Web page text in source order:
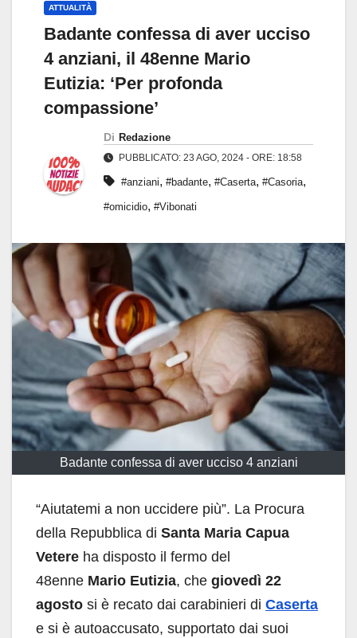
ATTUALITÀ
Badante confessa di aver ucciso
4 anziani, il 48enne Mario
Eutizia: ‘Per profonda
compassione’
Di Redazione
PUBBLICATO: 23 AGO, 2024 - ORE: 18:58
#anziani, #badante, #Caserta, #Casoria,
#omicidio, #Vibonati
Badante confessa di aver ucciso 4 anziani
“Aiutatemi a non uccidere più”. La Procura
della Repubblica di Santa Maria Capua
Vetere ha disposto il fermo del
48enne Mario Eutizia, che giovedì 22
agosto si è recato dai carabinieri di Caserta
e si è autoaccusato, supportato dai suoi